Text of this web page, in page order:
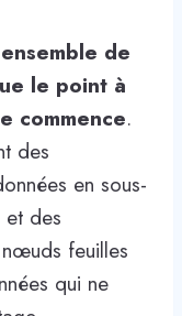
de
le point à
commence.
des
en sous-
et des
feuilles
qui ne